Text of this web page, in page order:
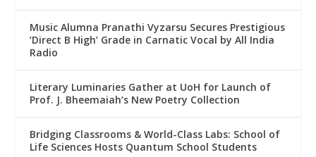
Music Alumna Pranathi Vyzarsu Secures Prestigious
‘Direct B High’ Grade in Carnatic Vocal by All India
Radio
Literary Luminaries Gather at UoH for Launch of
Prof. J. Bheemaiah’s New Poetry Collection
Bridging Classrooms & World-Class Labs: School of
Life Sciences Hosts Quantum School Students